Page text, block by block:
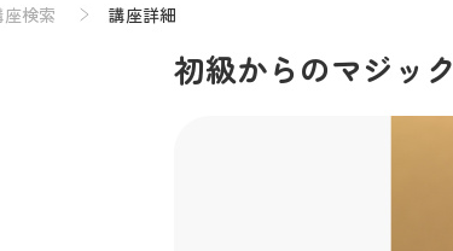
座検索 講座詳細
初級からのマジック